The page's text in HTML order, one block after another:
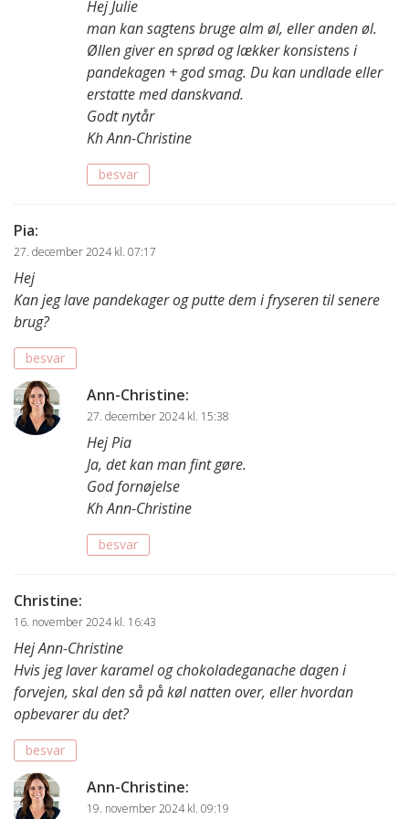
Hej Julie
man kan sagtens bruge alm øl, eller anden øl.
Øllen giver en sprød og lækker konsistens i
pandekagen + god smag. Du kan undlade eller
erstatte med danskvand.
Godt nytår
Kh Ann-Christine
besvar
Pia:
27. december 2024 kl. 07:17
Hej
Kan jeg lave pandekager og putte dem i fryseren til senere
brug?
besvar
Ann-Christine:
27. december 2024 kl. 15:38
Hej Pia
Ja, det kan man fint gøre.
God fornøjelse
Kh Ann-Christine
besvar
Christine:
16. november 2024 kl. 16:43
Hej Ann-Christine
Hvis jeg laver karamel og chokoladeganache dagen i
forvejen, skal den så på køl natten over, eller hvordan
opbevarer du det?
besvar
Ann-Christine:
19. november 2024 kl. 09:19